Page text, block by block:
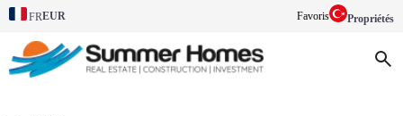
FREUR Favoris Propriétés